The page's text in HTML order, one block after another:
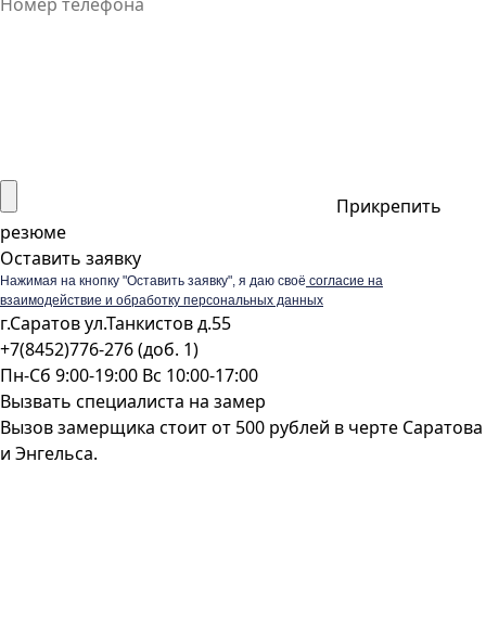
Прикрепить
резюме
Оставить заявку
Нажимая на кнопку "Оставить заявку", я даю своё согласие на
взаимодействие и обработку персональных данных
г.Саратов ул.Танкистов д.55
+7(8452)776-276 (доб. 1)
Пн-Сб 9:00-19:00 Вс 10:00-17:00
Вызвать специалиста на замер
Вызов замерщика стоит от 500 рублей в черте Саратова
и Энгельса.